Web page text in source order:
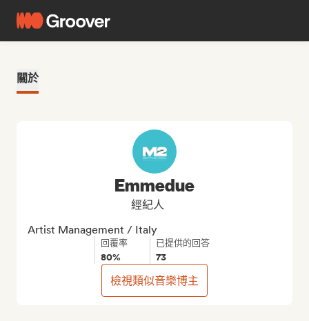
關於
Emmedue
經紀人
Artist Management / Italy
回覆率
80%
已提供的回答
73
檢視類似音樂博主